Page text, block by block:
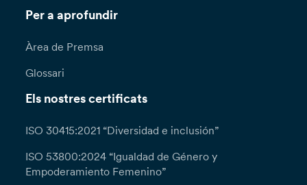
Per a aprofundir
Àrea de Premsa
Glossari
Els nostres certificats
ISO 30415:2021 “Diversidad e inclusión”
ISO 53800:2024 “Igualdad de Género y
Empoderamiento Femenino”